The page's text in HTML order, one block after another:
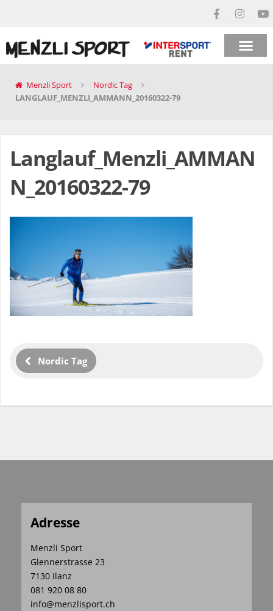
Menzli Sport
Nordic Tag
LANGLAUF_MENZLI_AMMANN_20160322-79
Langlauf_Menzli_AMMAN
N_20160322-79
Nordic Tag
Adresse
Menzli Sport
Glennerstrasse 23
7130 Ilanz
081 920 08 80
info@menzlisport.ch